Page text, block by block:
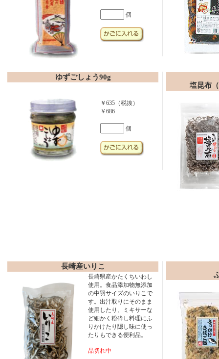
個
ゆずごしょう90g
￥635（税抜）
￥686
個
塩昆布
長崎産いりこ
長崎県産かたくちいわし
使用。食品添加物無添加
の中羽サイズのいりこで
す。出汁取りにそのまま
使用したり、ミキサーな
ど細かく粉砕し料理にふ
りかけたり隠し味に使っ
たりもできる便利品。
品切れ中